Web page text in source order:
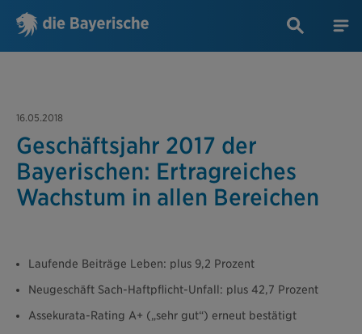
16.05.2018
Geschäftsjahr 2017 der
Bayerischen: Ertragreiches
Wachstum in allen Bereichen
Laufende Beiträge Leben: plus 9,2 Prozent
Neugeschäft Sach-Haftpflicht-Unfall: plus 42,7 Prozent
Assekurata-Rating A+ („sehr gut“) erneut bestätigt